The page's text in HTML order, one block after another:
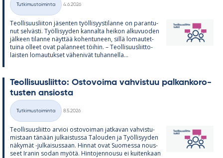
Kategoriat
Tutkimustoiminta
4.6.2026
Teol­li­suus­lii­ton jä­sen­ten työl­li­syys­ti­lanne on pa­ran­tu­
nut sel­västi. Työl­li­syy­den kan­nalta hei­kon al­ku­vuo­den
jäl­keen ti­lanne näyt­tää ko­hen­tu­neen, sillä lo­mau­tet­
tuina ol­leet ovat pa­lan­neet töi­hin. – Teol­li­suus­liit­to­
lais­ten lo­mau­tuk­set vä­he­ni­vät tu­han­nella...
Teol­li­suus­liitto: Os­to­voima vah­vis­tuu pal­kan­ko­ro­
tus­ten an­siosta
Kategoriat
Tutkimustoiminta
8.5.2026
Teol­li­suus­liitto ar­vioi os­to­voi­man jat­ka­van vah­vis­tu­
mis­taan tä­nään jul­kais­tussa Ta­lou­den ja Työl­li­syy­den
nä­ky­mät -jul­kai­sus­saan. Hin­nat ovat Suo­messa nous­
seet Ira­nin so­dan myötä. Hin­to­jen­nousu ei kui­ten­kaan